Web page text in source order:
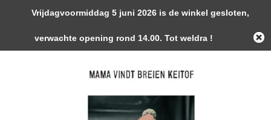
0 Artikelen - €0,00
Vrijdagvoormiddag 5 juni 2026 is de winkel gesloten,
verwachte opening rond 14.00. Tot weldra !